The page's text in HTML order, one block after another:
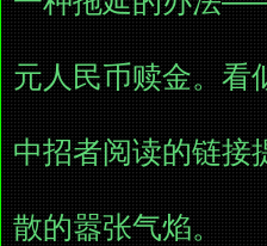
元人民币赎金。看
中招者阅读的链接
散的嚣张气焰。